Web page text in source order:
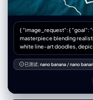
{ "image_request": { "goal": "Create a whimsical mixed-media
masterpiece blending
white line-art doodles,
deep-sea scuba adventure", "meta": { "image_type": "Mixed Media
Photography / Creative
"quality": "8K, Ultra-HD,
Teal Palette with Stark White Lines",
"cinematic_mixed_media", "aspect_ratio": "1:1", "resolution":
已测试: nano banana /nano